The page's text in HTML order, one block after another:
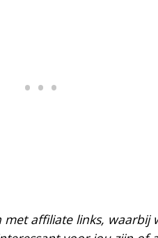
affiliate links, waarbij